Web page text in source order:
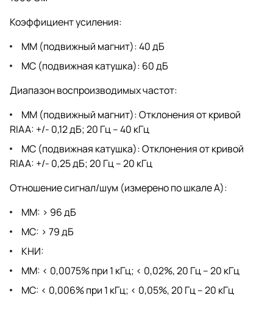
Коэффициент усиления:
MM (подвижный магнит): 40 дБ
MC (подвижная катушка): 60 дБ
Диапазон воспроизводимых частот:
MM (подвижный магнит): Отклонения от кривой
RIAA: +/- 0,12 дБ; 20 Гц – 40 кГц
MC (подвижная катушка): Отклонения от кривой
RIAA: +/- 0,25 дБ; 20 Гц – 20 кГц
Отношение сигнал/шум (измерено по шкале А):
MM: > 96 дБ
MC: > 79 дБ
КНИ:
MM: < 0,0075% при 1 кГц; < 0,02%, 20 Гц – 20 кГц
MC: < 0,006% при 1 кГц; < 0,05%, 20 Гц – 20 кГц